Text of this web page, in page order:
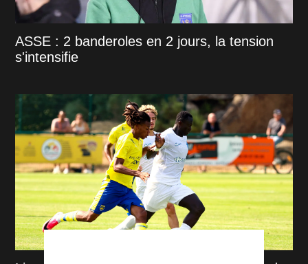
ASSE : 2 banderoles en 2 jours, la tension
s'intensifie